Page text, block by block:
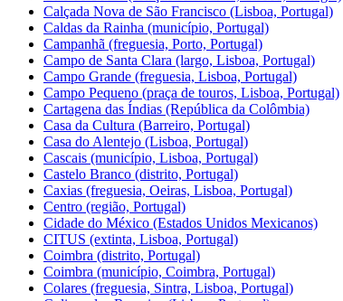
Calçada Nova de São Francisco (Lisboa, Portugal)
Caldas da Rainha (município, Portugal)
Campanhã (freguesia, Porto, Portugal)
Campo de Santa Clara (largo, Lisboa, Portugal)
Campo Grande (freguesia, Lisboa, Portugal)
Campo Pequeno (praça de touros, Lisboa, Portugal)
Cartagena das Índias (República da Colômbia)
Casa da Cultura (Barreiro, Portugal)
Casa do Alentejo (Lisboa, Portugal)
Cascais (município, Lisboa, Portugal)
Castelo Branco (distrito, Portugal)
Caxias (freguesia, Oeiras, Lisboa, Portugal)
Centro (região, Portugal)
Cidade do México (Estados Unidos Mexicanos)
CITUS (extinta, Lisboa, Portugal)
Coimbra (distrito, Portugal)
Coimbra (município, Coimbra, Portugal)
Colares (freguesia, Sintra, Lisboa, Portugal)